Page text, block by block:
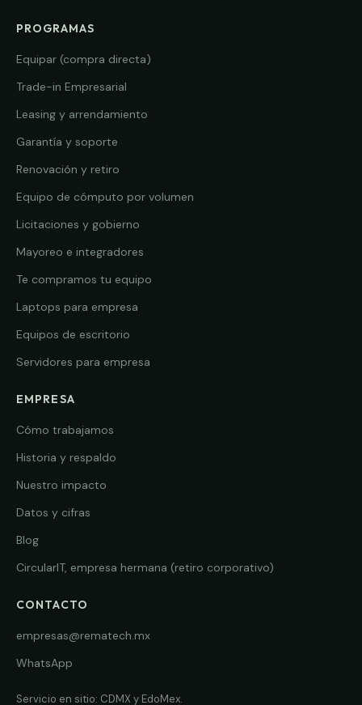
PROGRAMAS
Equipar (compra directa)
Trade-in Empresarial
Leasing y arrendamiento
Garantía y soporte
Renovación y retiro
Equipo de cómputo por volumen
Licitaciones y gobierno
Mayoreo e integradores
Te compramos tu equipo
Laptops para empresa
Equipos de escritorio
Servidores para empresa
EMPRESA
Cómo trabajamos
Historia y respaldo
Nuestro impacto
Datos y cifras
Blog
CircularIT, empresa hermana (retiro corporativo)
CONTACTO
empresas@rematech.mx
WhatsApp
Servicio en sitio: CDMX y EdoMex.